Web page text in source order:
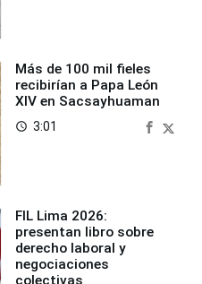
Más de 100 mil fieles
recibirían a Papa León
XIV en Sacsayhuaman
access_time 3:01
FIL Lima 2026:
presentan libro sobre
derecho laboral y
negociaciones
colectivas